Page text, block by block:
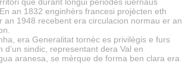
an 1832 enginhèrs francesi projècten eth
1948 recebent era circulacion normau er an
era Generalitat tornèc es privilègis e furs
sindic, representant dera Val en
aranesa, se mèrque de forma ben clara era